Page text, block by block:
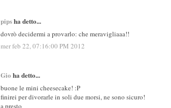
pipsha detto...
dovrò decidermi a provarlo: che meravigliaaa!!
mer feb 22, 07:16:00 PM 2012
Gio ha detto...
buone le mini cheesecake! :P
finirei per divorarle in soli due morsi, ne sono sicuro!
a presto